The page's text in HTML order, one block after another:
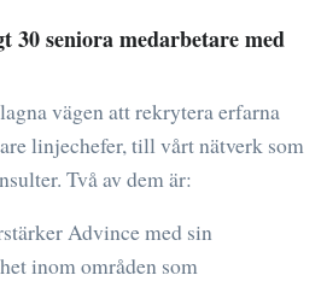
30 seniora medarbetare med
vägen att rekrytera erfarna
linjechefer, till vårt nätverk som
Två av dem är:
Advince med sin
inom områden som